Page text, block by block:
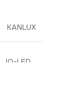
KANLUX
IQ-LED